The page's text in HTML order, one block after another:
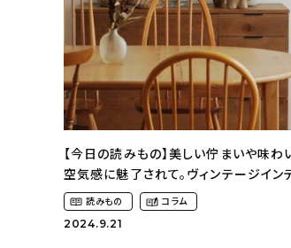
【今日の読みもの】美しい佇まいや味わ
空気感に魅了されて。ヴィンテージイン
し（sn__y.emさん）
読みもの コラム
2024.9.21